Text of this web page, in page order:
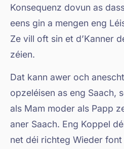
Konsequenz dovun as
eens gin a mengen eng
Ze vill oft sin et d’Kanner
zéien.
Dat kann awer och
opzeléisen as eng Saach,
als Mam moder als Papp
aner Saach. Eng Koppel
net déi richteg Wieder